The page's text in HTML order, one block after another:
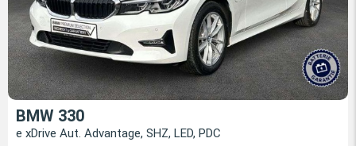
BMW 330
e xDrive Aut. Advantage, SHZ, LED, PDC